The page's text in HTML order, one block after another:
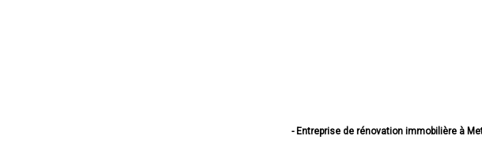
- Entreprise de rénovation immobilière à